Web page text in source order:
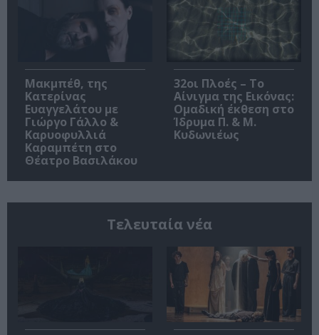
Μακμπέθ, της
Κατερίνας
Ευαγγελάτου με
Γιώργο Γάλλο &
Καρυοφυλλιά
Καραμπέτη στο
Θέατρο Βασιλάκου
32οι Πλοές – Το
Αίνιγμα της Εικόνας:
Ομαδική έκθεση στο
Ίδρυμα Π. & Μ.
Κυδωνιέως
Τελευταία νέα